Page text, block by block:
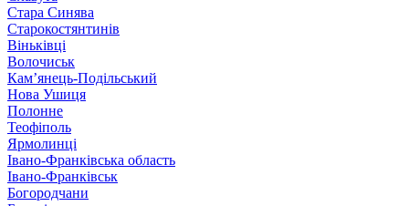
Стара Синява
Старокостянтинів
Віньківці
Волочиськ
Кам’янець-Подільський
Нова Ушиця
Полонне
Теофіполь
Ярмолинці
Івано-Франківська область
Івано-Франківськ
Богородчани